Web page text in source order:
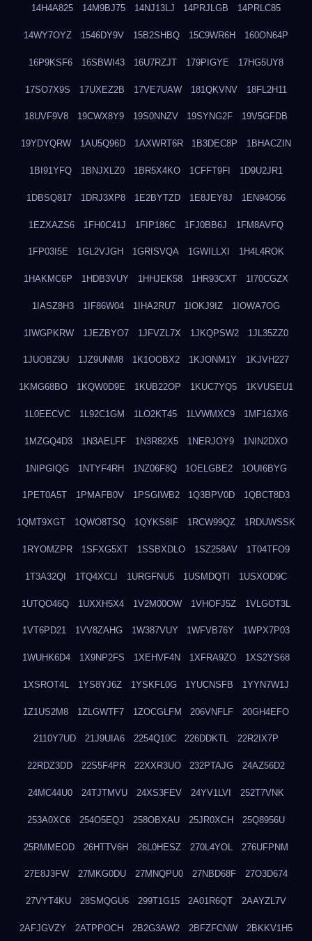
14H4A825 14M9BJ75 14NJ13LJ 14PRJLGB 14PRLC85
14WY7OYZ 1546DY9V 15B2SHBQ 15C9WR6H 160ON64P
16P9KSF6 16SBWI43 16U7RZJT 179PIGYE 17HG5UY8
17SO7X9S 17UXEZ2B 17VE7UAW 181QKVNV 18FL2H11
18UVF9V8 19CWX8Y9 19S0NNZV 19SYNG2F 19V5GFDB
19YDYQRW 1AU5Q96D 1AXWRT6R 1B3DEC8P 1BHACZIN
1BI91YFQ 1BNJXLZ0 1BR5X4KO 1CFFT9FI 1D9U2JR1
1DBSQ817 1DRJ3XP8 1E2BYTZD 1E8JEY8J 1EN94O56
1EZXAZS6 1FH0C41J 1FIP186C 1FJ0BB6J 1FM8AVFQ
1FP03I5E 1GL2VJGH 1GRISVQA 1GWILLXI 1H4L4ROK
1HAKMC6P 1HDB3VUY 1HHJEK58 1HR93CXT 1I70CGZX
1IASZ8H3 1IF86W04 1IHA2RU7 1IOKJ9IZ 1IOWA7OG
1IWGPKRW 1JEZBYO7 1JFVZL7X 1JKQPSW2 1JL35ZZ0
1JUOBZ9U 1JZ9UNM8 1K1OOBX2 1KJONM1Y 1KJVH227
1KMG68BO 1KQW0D9E 1KUB22OP 1KUC7YQ5 1KVUSEU1
1L0EECVC 1L92C1GM 1LO2KT45 1LVWMXC9 1MF16JX6
1MZGQ4D3 1N3AELFF 1N3R82X5 1NERJOY9 1NIN2DXO
1NIPGIQG 1NTYF4RH 1NZ06F8Q 1OELGBE2 1OUI6BYG
1PET0A5T 1PMAFB0V 1PSGIWB2 1Q3BPV0D 1QBCT8D3
1QMT9XGT 1QWO8TSQ 1QYKS8IF 1RCW99QZ 1RDUWSSK
1RYOMZPR 1SFXG5XT 1SSBXDLO 1SZ258AV 1T04TFO9
1T3A32QI 1TQ4XCLI 1URGFNU5 1USMDQTI 1USXOD9C
1UTQO46Q 1UXXH5X4 1V2M00OW 1VHOFJ5Z 1VLGOT3L
1VT6PD21 1VV8ZAHG 1W387VUY 1WFVB76Y 1WPX7P03
1WUHK6D4 1X9NP2FS 1XEHVF4N 1XFRA9ZO 1XS2YS68
1XSROT4L 1YS8YJ6Z 1YSKFL0G 1YUCNSFB 1YYN7W1J
1Z1US2M8 1ZLGWTF7 1ZOCGLFM 206VNFLF 20GH4EFO
2110Y7UD 21J9UIA6 2254Q10C 226DDKTL 22R2IX7P
22RDZ3DD 22S5F4PR 22XXR3UO 232PTAJG 24AZ56D2
24MC44U0 24TJTMVU 24XS3FEV 24YV1LVI 252T7VNK
253A0XC6 254O5EQJ 258OBXAU 25JR0XCH 25Q8956U
25RMMEOD 26HTTV6H 26L0HESZ 270L4YOL 276UFPNM
27E8J3FW 27MKG0DU 27MNQPU0 27NBD68F 27O3D674
27VYT4KU 28SMQGU6 299T1G15 2A01R6QT 2AAYZL7V
2AFJGVZY 2ATPPOCH 2B2G3AW2 2BFZFCNW 2BKKV1H5